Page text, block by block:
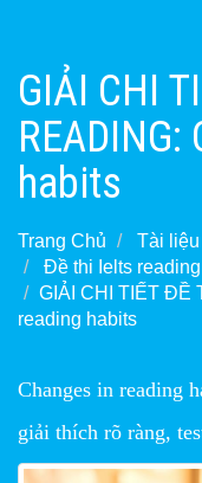
GIẢI CHI
habits
Trang Chủ Tài
Đề thi Ielts reading
GIẢI CHI TIẾT ĐỀ
reading habits
Changes in reading
giải thích rõ ràng,